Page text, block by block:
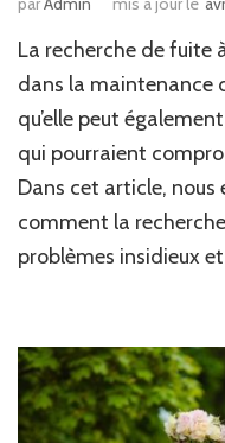
La recherche de fuite
dans la maintenance
qu’elle peut
qui pourraient
Dans cet article,
comment la
problèmes insidieux